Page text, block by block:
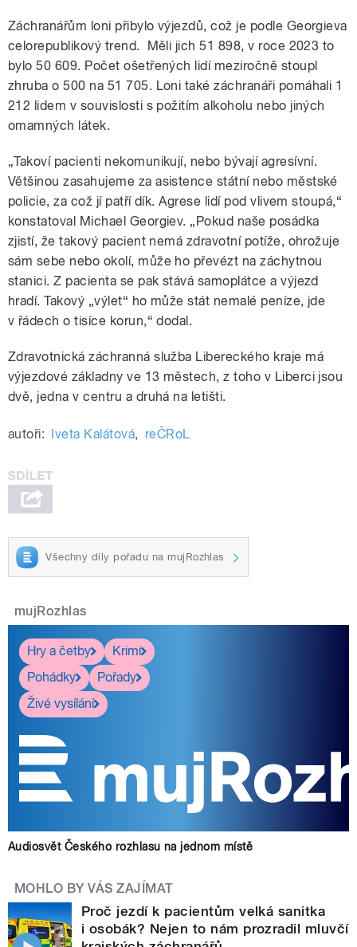
Záchranářům loni přibylo výjezdů, což je podle Georgieva
celorepublikový trend. Měli jich 51 898, v roce 2023 to
bylo 50 609. Počet ošetřených lidí meziročně stoupl
zhruba o 500 na 51 705. Loni také záchranáři pomáhali 1
212 lidem v souvislosti s požitím alkoholu nebo jiných
omamných látek.
„Takoví pacienti nekomunikují, nebo bývají agresívní.
Většinou zasahujeme za asistence státní nebo městské
policie, za což jí patří dík. Agrese lidí pod vlivem stoupá,“
konstatoval Michael Georgiev. „Pokud naše posádka
zjistí, že takový pacient nemá zdravotní potíže, ohrožuje
sám sebe nebo okolí, může ho převézt na záchytnou
stanici. Z pacienta se pak stává samoplátce a výjezd
hradí. Takový „výlet“ ho může stát nemalé peníze, jde
v řádech o tisíce korun,“ dodal.
Zdravotnická záchranná služba Libereckého kraje má
výjezdové základny ve 13 městech, z toho v Liberci jsou
dvě, jedna v centru a druhá na letišti.
autoři: Iveta Kalátová, reČRoL
Všechny díly pořadu na mujRozhlas
mujRozhlas
Hry a četby
Krimi
Pohádky
Pořady
Živé vysílání
Audiosvět Českého rozhlasu na jednom místě
MOHLO BY VÁS ZAJÍMAT
Proč jezdí k pacientům velká sanitka
i osobák? Nejen to nám prozradil mluvčí